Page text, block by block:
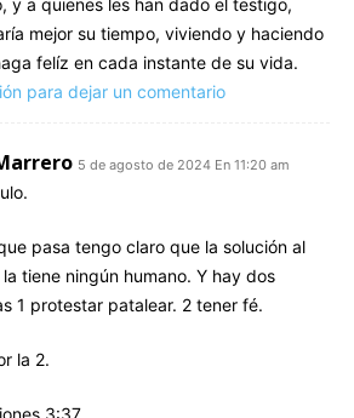
mejor su tiempo, viviendo y haciendo
felíz en cada instante de su vida.
para dejar un comentario
5 de agosto de 2024 En 11:20 am
pasa tengo claro que la solución al
tiene ningún humano. Y hay dos
1 protestar patalear. 2 tener fé.
la 2.
3:37